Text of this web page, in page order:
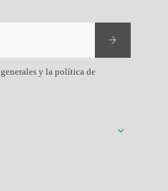
y la política de
